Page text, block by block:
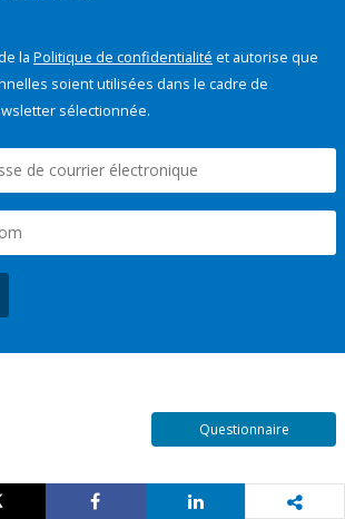
la Politique de confidentialité et autorise que
soient utilisées dans le cadre de
sélectionnée.
Questionnaire